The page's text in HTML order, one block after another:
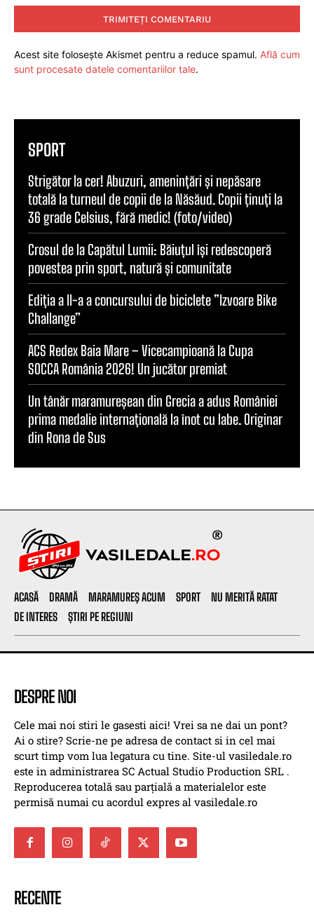
Acest site folosește Akismet pentru a reduce spamul. Află cum
sunt procesate datele comentariilor tale.
SPORT
Strigător la cer! Abuzuri, amenințări și nepăsare
totală la turneul de copii de la Năsăud. Copii ținuți la
36 grade Celsius, fără medic! (foto/video)
Crosul de la Capătul Lumii: Băiuțul își redescoperă
povestea prin sport, natură și comunitate
Ediția a II-a a concursului de biciclete ”Izvoare Bike
Challange”
ACS Redex Baia Mare – Vicecampioană la Cupa
SOCCA România 2026! Un jucător premiat
Un tânăr maramureșean din Grecia a adus României
prima medalie internațională la înot cu labe. Originar
din Rona de Sus
ACASĂ DRAMĂ MARAMUREȘ ACUM SPORT
NU MERITĂ RATAT
DE INTERES
ȘTIRI PE REGIUNI
DESPRE NOI
Cele mai noi stiri le gasesti aici! Vrei sa ne dai un pont?
Ai o stire? Scrie-ne pe adresa de contact si in cel mai
scurt timp vom lua legatura cu tine. Site-ul vasiledale.ro
este in administrarea SC Actual Studio Production SRL .
Reproducerea totală sau parțială a materialelor este
permisă numai cu acordul expres al vasiledale.ro
RECENTE